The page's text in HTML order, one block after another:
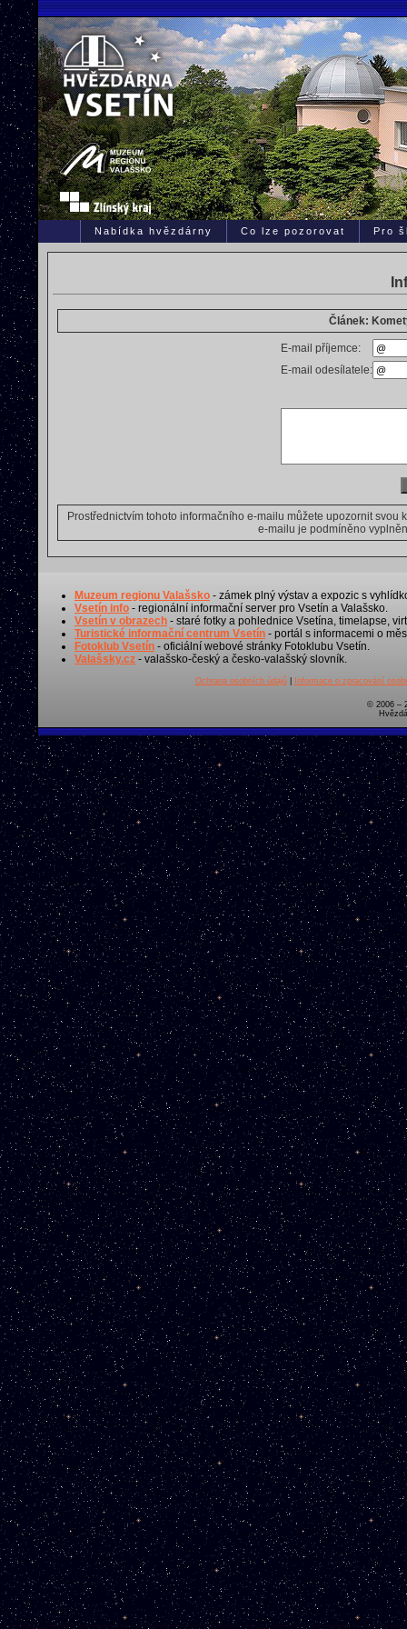
Nabídka hvězdárny Co lze pozorovat Pro
Článek:
E-mail příjemce:
E-mail odesílatele:
Prostřednictvím tohoto informačního e-mailu můžete upozornit
e-mailu je podmíněno
Muzeum regionu Valašsko - zámek plný výstav a expozic s
Vsetín info - regionální informační server pro Vsetín a Valašsko.
Vsetín v obrazech - staré fotky a pohlednice Vsetína, timelapse,
Turistické informační centrum Vsetín - portál s informacemi o
Fotoklub Vsetín - oficiální webové stránky Fotoklubu Vsetín.
Valašsky.cz - valašsko-český a česko-valašský slovník.
Ochrana osobních údajů| Informace o zpracování
© 2006 –